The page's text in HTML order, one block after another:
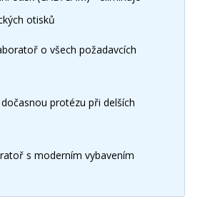
otisků
o všech požadavcích
protézu při delších
s moderním vybavením